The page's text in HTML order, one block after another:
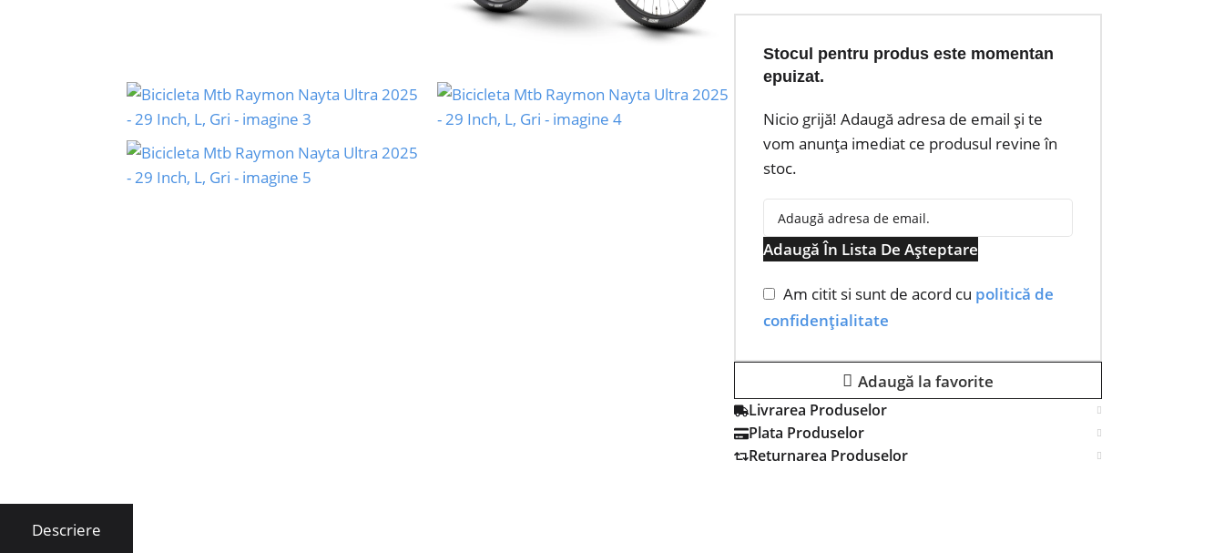
Stocul pentru produs este momentan
epuizat.
Nicio grijă! Adaugă adresa de email și te
vom anunța imediat ce produsul revine în
stoc.
Adaugă În Lista De Așteptare
Am citit si sunt de acord cu politică de
confidențialitate
Adaugă la favorite
Livrarea Produselor
Plata Produselor
Returnarea Produselor
Descriere